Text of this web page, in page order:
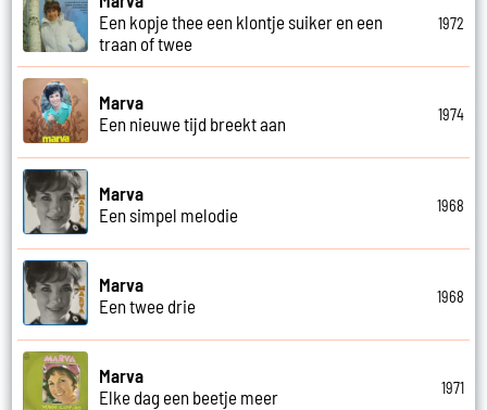
Een kopje thee een klontje suiker en een
traan of twee
1972
Marva
Een nieuwe tijd breekt aan
1974
Marva
Een simpel melodie
1968
Marva
Een twee drie
1968
Marva
Elke dag een beetje meer
1971